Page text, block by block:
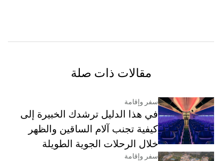
مقالات ذات صلة
سفر وإقامة
في هذا الدليل ترشدك الخبيرة إلى
كيفية تجنب آلام الساقين والظهر
خلال الرحلات الجوية الطويلة
سفر وإقامة